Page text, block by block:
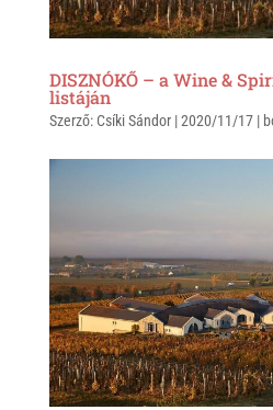
DISZNÓKŐ – a Wine &
listáján
Szerző: Csíki Sándor|2020/11/17|